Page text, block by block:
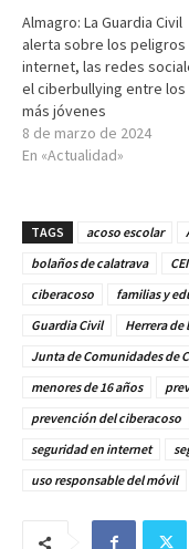
Almagro: La Guardia Civil
alerta sobre los peligros
internet, las redes
el ciberbullying entre los
más jóvenes
8 de marzo de 2024
En «Actualidad»
TAGS acoso escolar
bolaños de calatrava
ciberacoso
familias y
Guardia Civil
Herrera de
Junta de Comunidades de
menores de 16 años
prevención del ciberacoso
seguridad en internet
uso responsable del móvil